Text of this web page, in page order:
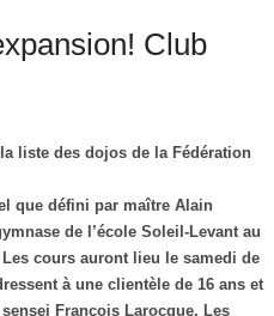
Club
liste des dojos de la Fédération
que défini par maître Alain
de l’école Soleil-Levant au
cours auront lieu le samedi de
à une clientèle de 16 ans et
François Larocque. Les